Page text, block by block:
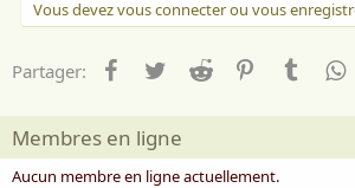
Vous devez vous connecter ou vous
Partager: Facebook
TwitterReddit PinterestTumblr
Membres en ligne
Aucun membre en ligne actuellement.